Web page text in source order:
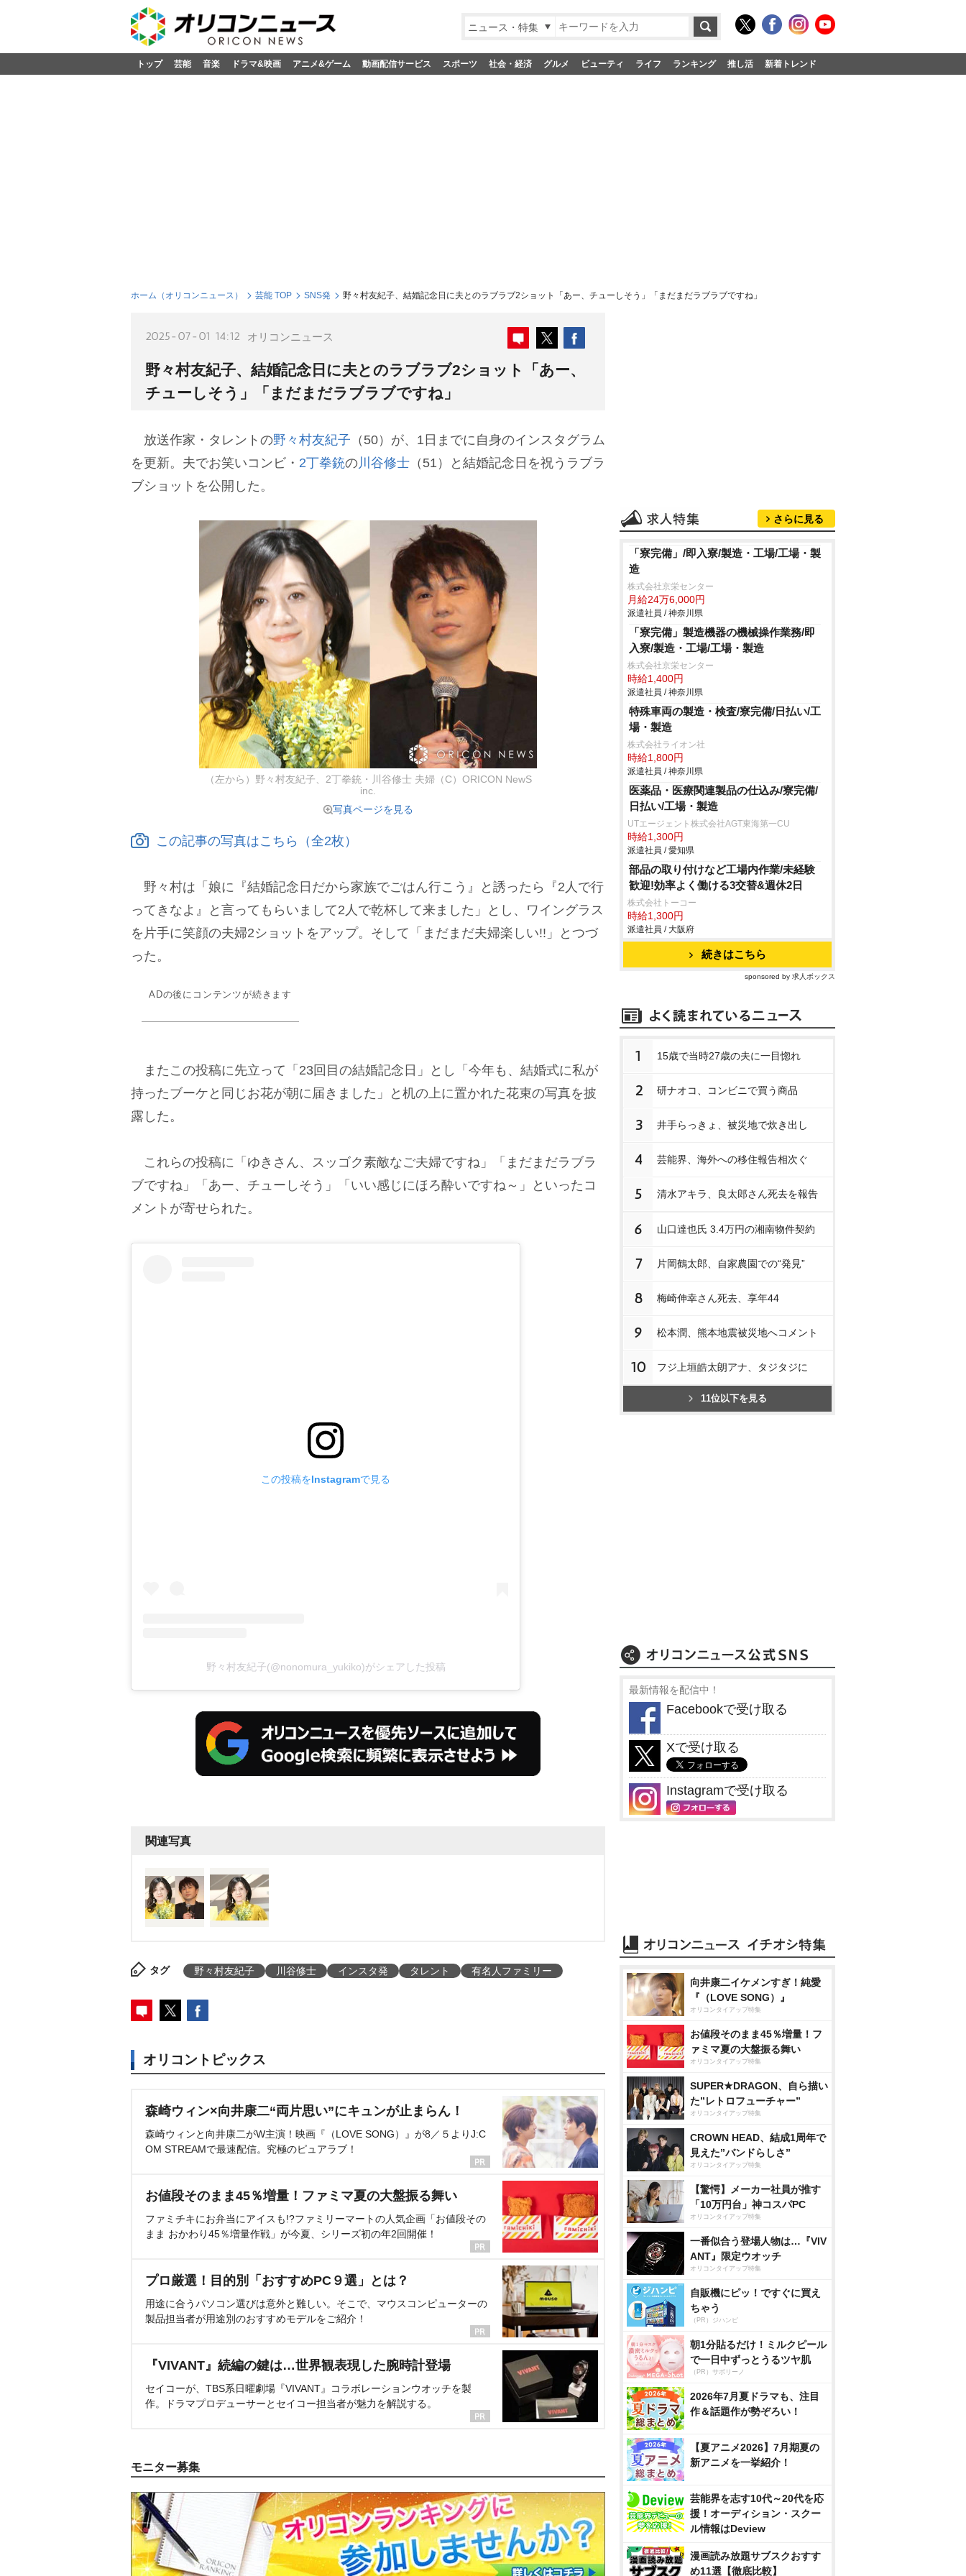
ニュース・特集
トップ 芸能 音楽 ドラマ&映画 アニメ&ゲーム 動画配信サービス スポーツ 社会・経済 グルメ ビューティ ライフ ランキング 推し活 新着トレンド
ホーム（オリコンニュース） 芸能 TOP SNS発 野々村友紀子、結婚記念日に夫とのラブラブ2ショット「あー、チューしそう」「まだまだラブラブですね」
2025-07-01 14:12 オリコンニュース
野々村友紀子、結婚記念日に夫とのラブラブ2ショット「あー、
チューしそう」「まだまだラブラブですね」
放送作家・タレントの野々村友紀子 （50）が、1日までに自身のインスタグラム
を更新。夫でお笑いコンビ・ 2丁拳銃の川谷修士 （51）と結婚記念日を祝うラブラ
ブショットを公開した。
（左から）野々村友紀子、2丁拳銃・川谷修士 夫婦（C）ORICON NewS
inc.
写真ページを見る
この記事の写真はこちら（全2枚）
野々村は「娘に『結婚記念日だから家族でごはん行こう』と誘ったら『2人で行
ってきなよ』と言ってもらいまして2人で乾杯して来ました」とし、ワイングラス
を片手に笑顔の夫婦2ショットをアップ。そして「まだまだ夫婦楽しい!!」とつづ
った。
ADの後にコンテンツが続きます
またこの投稿に先立って「23回目の結婚記念日」とし「今年も、結婚式に私が
持ったブーケと同じお花が朝に届きました」と机の上に置かれた花束の写真を披
露した。
これらの投稿に「ゆきさん、スッゴク素敵なご夫婦ですね」「まだまだラブラ
ブですね」「あー、チューしそう」「いい感じにほろ酔いですね～」といったコ
メントが寄せられた。
この投稿をInstagramで見る
野々村友紀子(@nonomura_yukiko)がシェアした投稿
関連写真
タグ 野々村友紀子 川谷修士 インスタ発 タレント 有名人ファミリー
オリコントピックス
森崎ウィン×向井康二“両片思い”にキュンが止まらん！
森崎ウィンと向井康二がW主演！映画『（LOVE SONG）』が8／５よりJ:C
OM STREAMで最速配信。究極のピュアラブ！
お値段そのまま45％増量！ファミマ夏の大盤振る舞い
ファミチキにお弁当にアイスも!?ファミリーマートの人気企画「お値段その
まま おかわり45％増量作戦」が今夏、シリーズ初の年2回開催！
プロ厳選！目的別「おすすめPC９選」とは？
用途に合うパソコン選びは意外と難しい。そこで、マウスコンピューターの
製品担当者が用途別のおすすめモデルをご紹介！
『VIVANT』続編の鍵は…世界観表現した腕時計登場
セイコーが、TBS系日曜劇場『VIVANT』コラボレーションウオッチを製
作。ドラマプロデューサーとセイコー担当者が魅力を解説する。
モニター募集
さらに見る
「寮完備」/即入寮/製造・工場/工場・製
造
株式会社京栄センター
月給24万6,000円
派遣社員 / 神奈川県
「寮完備」製造機器の機械操作業務/即
入寮/製造・工場/工場・製造
株式会社京栄センター
時給1,400円
派遣社員 / 神奈川県
特殊車両の製造・検査/寮完備/日払い/工
場・製造
株式会社ライオン社
時給1,800円
派遣社員 / 神奈川県
医薬品・医療関連製品の仕込み/寮完備/
日払い/工場・製造
UTエージェント株式会社AGT東海第一CU
時給1,300円
派遣社員 / 愛知県
部品の取り付けなど工場内作業/未経験
歓迎!効率よく働ける3交替&週休2日
株式会社トーコー
時給1,300円
派遣社員 / 大阪府
続きはこちら
sponsored by 求人ボックス
1 15歳で当時27歳の夫に一目惚れ
2 研ナオコ、コンビニで買う商品
3 井手らっきょ、被災地で炊き出し
4 芸能界、海外への移住報告相次ぐ
5 清水アキラ、良太郎さん死去を報告
6 山口達也氏 3.4万円の湘南物件契約
7 片岡鶴太郎、自家農園での“発見”
8 梅崎伸幸さん死去、享年44
9 松本潤、熊本地震被災地へコメント
10 フジ上垣皓太朗アナ、タジタジに
11位以下を見る
最新情報を配信中！
Facebookで受け取る
Xで受け取る
Instagramで受け取る
向井康二イケメンすぎ！純愛
『（LOVE SONG）』
オリコンタイアップ特集
お値段そのまま45％増量！フ
ァミマ夏の大盤振る舞い
オリコンタイアップ特集
SUPER★DRAGON、自ら描い
た”レトロフューチャー”
オリコンタイアップ特集
CROWN HEAD、結成1周年で
見えた”バンドらしさ”
オリコンタイアップ特集
【驚愕】メーカー社員が推す
「10万円台」神コスパPC
オリコンタイアップ特集
一番似合う登場人物は…『VIV
ANT』限定ウオッチ
オリコンタイアップ特集
自販機にピッ！ですぐに買え
ちゃう
（PR）ジハンピ
朝1分貼るだけ！ミルクピール
で一日中ずっとうるツヤ肌
（PR）サボリーノ
2026年7月夏ドラマも、注目
作＆話題作が勢ぞろい！
【夏アニメ2026】7月期夏の
新アニメを一挙紹介！
芸能界を志す10代～20代を応
援！オーディション・スクー
ル情報はDeview
漫画読み放題サブスクおすす
め11選【徹底比較】